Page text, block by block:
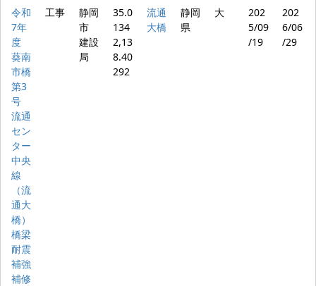
令和
7年
度
葵南
市橋
第3
号
流通
セン
ター
中央
線
（流
通大
橋）
橋梁
耐震
補強
補修
工事
静岡
市
建設
局
35.0
134
2,13
8.40
292
流通
大橋
静岡
県
大
202
5/09
/19
202
6/06
/29